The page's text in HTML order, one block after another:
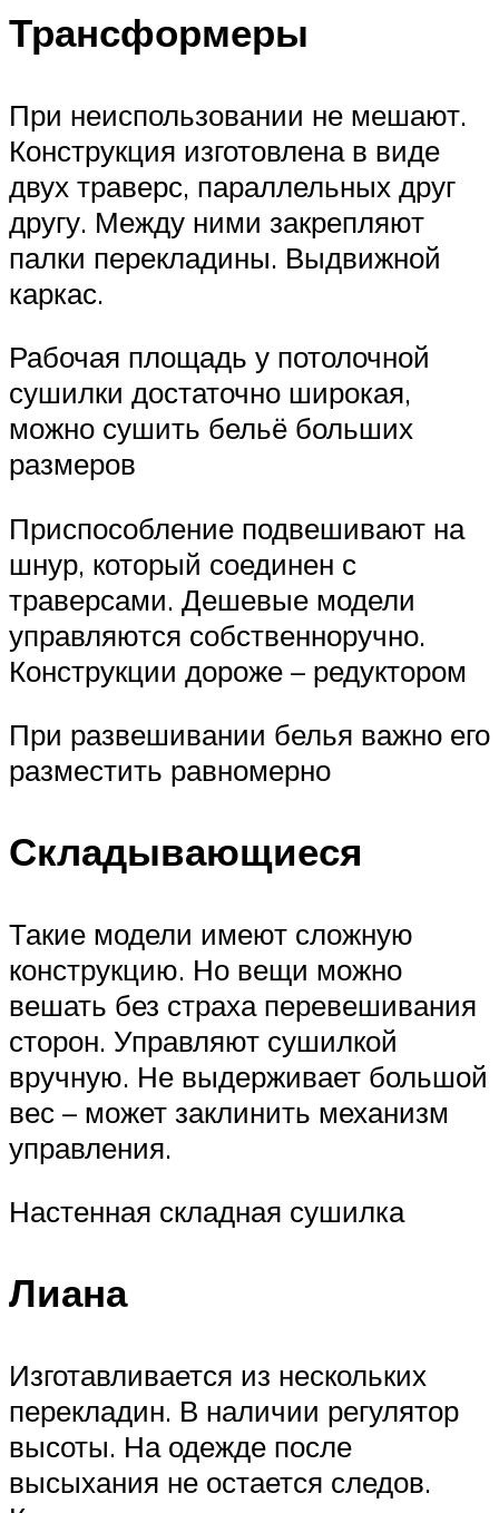
Трансформеры
При неиспользовании не мешают.
Конструкция изготовлена в виде
двух траверс, параллельных друг
другу. Между ними закрепляют
палки перекладины. Выдвижной
каркас.
Рабочая площадь у потолочной
сушилки достаточно широкая,
можно сушить бельё больших
размеров
Приспособление подвешивают на
шнур, который соединен с
траверсами. Дешевые модели
управляются собственноручно.
Конструкции дороже – редуктором
При развешивании белья важно его
разместить равномерно
Складывающиеся
Такие модели имеют сложную
конструкцию. Но вещи можно
вешать без страха перевешивания
сторон. Управляют сушилкой
вручную. Не выдерживает большой
вес – может заклинить механизм
управления.
Настенная складная сушилка
Лиана
Изготавливается из нескольких
перекладин. В наличии регулятор
высоты. На одежде после
высыхания не остается следов.